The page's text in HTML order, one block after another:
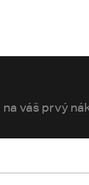
váš prvý